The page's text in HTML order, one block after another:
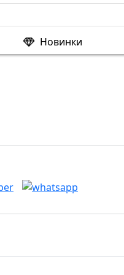
Новинки